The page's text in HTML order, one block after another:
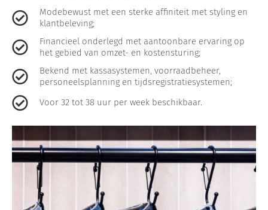
Modebewust met een sterke affiniteit met styling en
klantbeleving;
Financieel onderlegd met aantoonbare ervaring op
het gebied van omzet- en kostensturing;
Bekend met kassasystemen, voorraadbeheer,
personeelsplanning en tijdsregistratiesystemen;
Voor 32 tot 38 uur per week beschikbaar.